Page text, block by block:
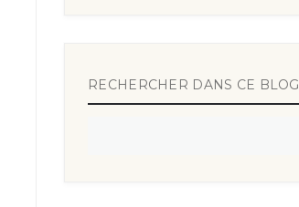
RECHERCHER DANS CE BLOG